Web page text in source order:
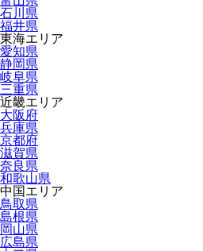
石川県
福井県
東海エリア
愛知県
静岡県
岐阜県
三重県
近畿エリア
大阪府
兵庫県
京都府
滋賀県
奈良県
和歌山県
中国エリア
鳥取県
島根県
岡山県
広島県